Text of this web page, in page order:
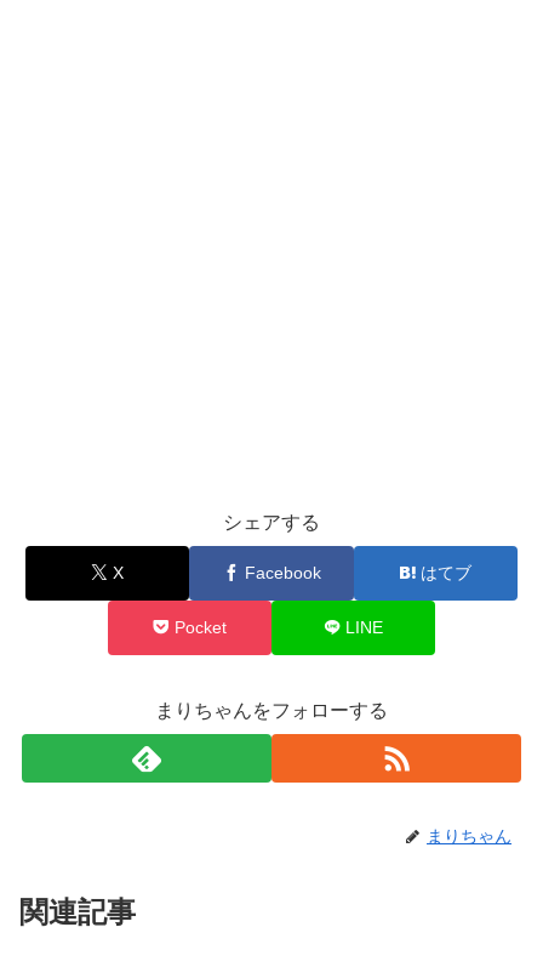
シェアする
X Facebook はてブ
Pocket LINE
まりちゃんをフォローする
まりちゃん
関連記事